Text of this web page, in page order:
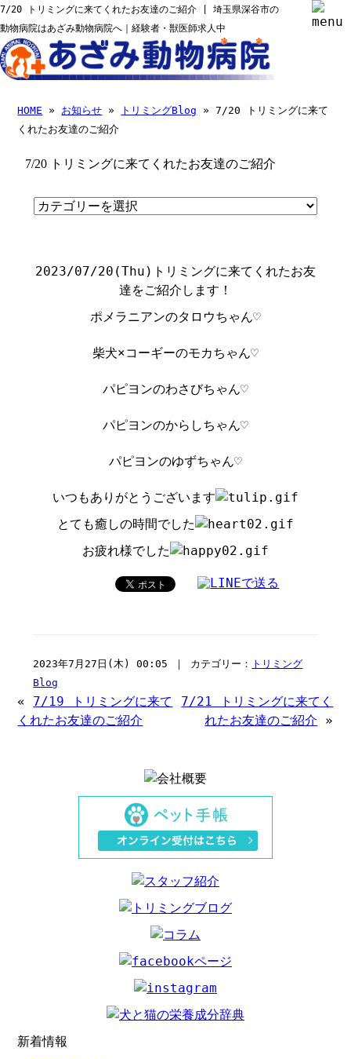
7/20 トリミングに来てくれたお友達のご紹介 | 埼玉県深谷市の
動物病院はあざみ動物病院へ｜経験者・獣医師求人中
HOME » お知らせ » トリミングBlog » 7/20 トリミングに来て
くれたお友達のご紹介
7/20 トリミングに来てくれたお友達のご紹介
2023/07/20(Thu) トリミングに来てくれたお友
達をご紹介します！
ポメラニアンのタロウちゃん♡
柴犬×コーギーのモカちゃん♡
パピヨンのわさびちゃん♡
パピヨンのからしちゃん♡
パピヨンのゆずちゃん♡
いつもありがとうございます
とても癒しの時間でした
お疲れ様でした
2023年7月27日(木) 00:05 ｜ カテゴリー： トリミング
Blog
« 7/19 トリミングに来て
くれたお友達のご紹介
7/21 トリミングに来てく
れたお友達のご紹介 »
新着情報